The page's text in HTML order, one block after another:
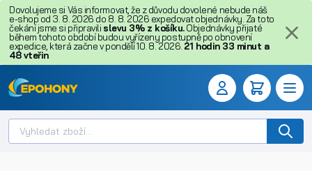
Dovolujeme si Vás informovat, že z důvodu dovolené nebude náš
e-shop od 3. 8. 2026 do 8. 8. 2026 expedovat objednávky. Za toto
čekání jsme si připravili slevu 3% z košíku.Objednávky přijaté
během tohoto období budou vyřízeny postupně po obnovení
expedice, která začne v pondělí 10. 8. 2026. 21 hodin 33 minut a
48 vteřin